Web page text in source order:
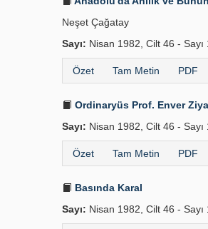
Neşet Çağatay
Sayı: Nisan 1982, Cilt 46 - Sayı
Özet Tam Metin PDF
Ordinaryüs Prof. Enver Ziya
Sayı: Nisan 1982, Cilt 46 - Sayı
Özet Tam Metin PDF
Basında Karal
Sayı: Nisan 1982, Cilt 46 - Sayı